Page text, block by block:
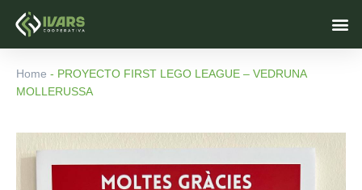
Home - PROYECTO FIRST LEGO LEAGUE – VEDRUNA
MOLLERUSSA